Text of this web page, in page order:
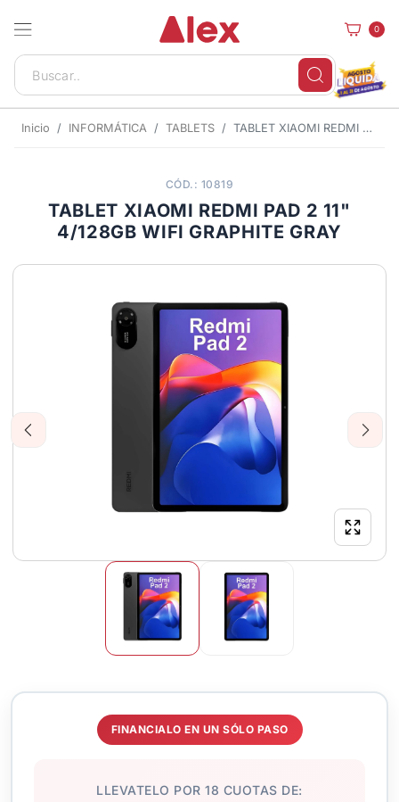
0
Inicio INFORMÁTICA TABLETS TABLET XIAOMI REDMI PAD 2 11" 4/128GB WIFI GRAPHITE GRAY
CÓD.: 10819
TABLET XIAOMI REDMI PAD 2 11"
4/128GB WIFI GRAPHITE GRAY
Previous Next
FINANCIALO EN UN SÓLO PASO
LLEVATELO POR 18 CUOTAS DE: